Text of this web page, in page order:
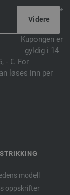
*
Kupongen er
gyldig i 14
- €. For
løses inn per
modell
oppskrifter